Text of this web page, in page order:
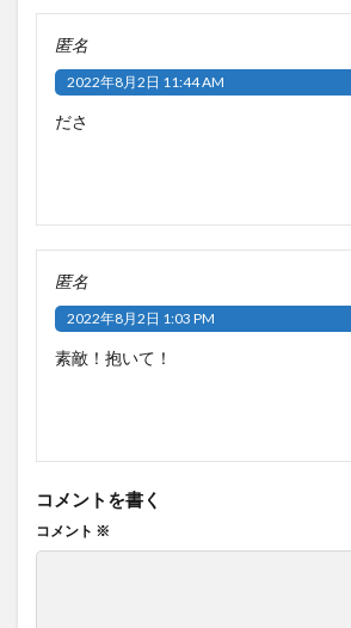
匿名
2022年8月2日 11:44 AM
ださ
匿名
2022年8月2日 1:03 PM
素敵！抱いて！
コメントを書く
コメント ※